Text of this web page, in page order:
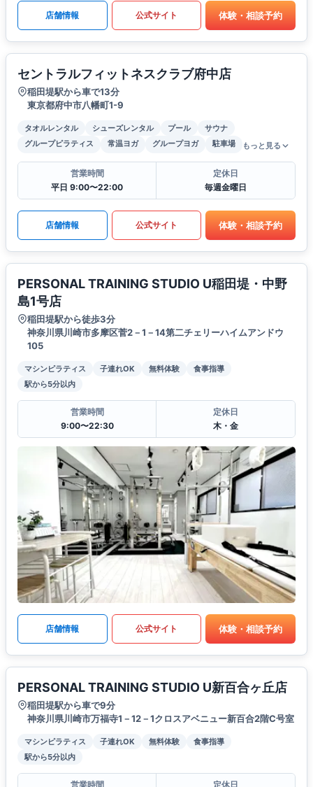
店舗情報 公式サイト 体験・相談予約
セントラルフィットネスクラブ府中店
稲田堤駅から車で13分
東京都府中市八幡町1-9
タオルレンタル シューズレンタル プール
サウナ
グループピラティス
常温ヨガ グループヨガ 駐車場 もっと見る
営業時間
平日 9:00〜22:00
定休日
毎週金曜日
店舗情報 公式サイト 体験・相談予約
PERSONAL TRAINING STUDIO U稲田堤・中野
島1号店
稲田堤駅から徒歩3分
神奈川県川崎市多摩区菅2－1－14第二チェリーハイムアンドウ
105
マシンピラティス 子連れOK 無料体験
食事指導
駅から5分以内
営業時間
9:00〜22:30
定休日
木・金
店舗情報 公式サイト 体験・相談予約
PERSONAL TRAINING STUDIO U新百合ヶ丘店
稲田堤駅から車で9分
神奈川県川崎市万福寺1－12－1クロスアベニュー新百合2階C号室
マシンピラティス 子連れOK 無料体験
食事指導
駅から5分以内
営業時間 定休日